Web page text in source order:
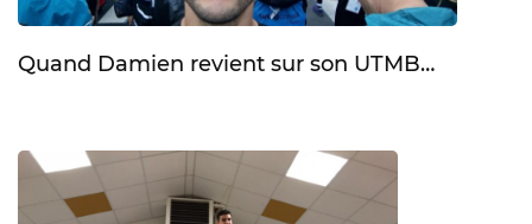
Quand Damien revient sur son UTMB…